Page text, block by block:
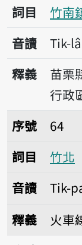
詞目
竹南
音讀
Tik-
釋義
苗栗
行政
序號64竹北
序號
64
詞目
竹北
音讀
Tik-
釋義
火車